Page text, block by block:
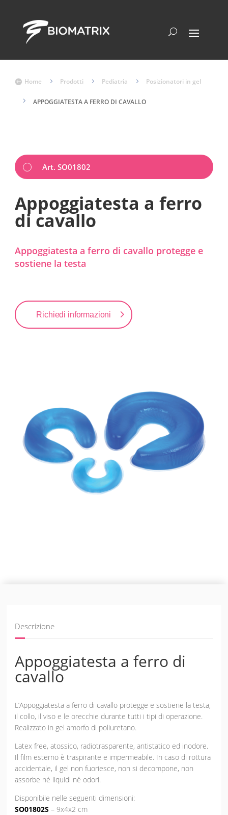
 Home 5 Prodotti 5 Pediatria 5 Posizionatori in gel
5 APPOGGIATESTA A FERRO DI CAVALLO
Art. SO01802
Appoggiatesta a ferro
di cavallo
Appoggiatesta a ferro di cavallo protegge e
sostiene la testa
Richiedi informazioni
Descrizione
Appoggiatesta a ferro di
cavallo
L’Appoggiatesta a ferro di cavallo protegge e sostiene la testa,
il collo, il viso e le orecchie durante tutti i tipi di operazione.
Realizzato in gel amorfo di poliuretano.
Latex free, atossico, radiotrasparente, antistatico ed inodore.
Il film esterno è traspirante e impermeabile. In caso di rottura
accidentale, il gel non fuoriesce, non si decompone, non
assorbe né liquidi né odori.
Disponibile nelle seguenti dimensioni:
SO01802S – 9x4x2 cm